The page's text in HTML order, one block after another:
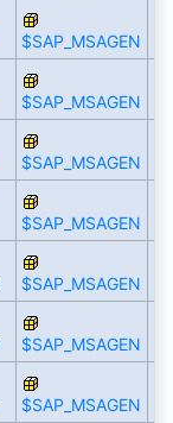
$SAP_MSAGEN
$SAP_MSAGEN
$SAP_MSAGEN
$SAP_MSAGEN
$SAP_MSAGEN
$SAP_MSAGEN
$SAP_MSAGEN